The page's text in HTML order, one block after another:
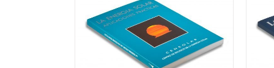
AÑADIR AL CARRITO
/
DETALLES